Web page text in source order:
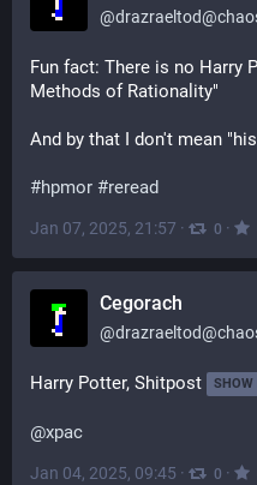
@
Fun fact: There is no Harry
Methods of Rationality"
And by that I don't mean
#hpmor #reread
Jan 07, 2025, 21:57 · 0 ·
Cegorach
@
Harry Potter, Shitpost SHOW
@xpac
Jan 04, 2025, 09:45 · 0 ·